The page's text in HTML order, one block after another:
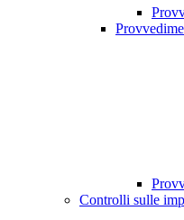
Controlli sulle